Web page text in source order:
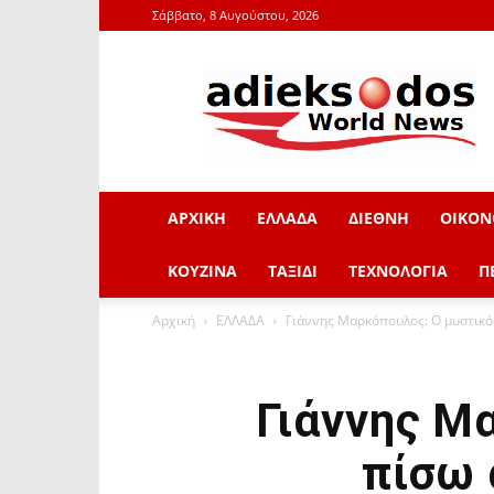
Σάββατο, 8 Αυγούστου, 2026
adieksodos.gr
ΑΡΧΙΚΗ ΕΛΛΑΔΑ ΔΙΕΘΝΗ
ΚΟΥΖΙΝΑ ΤΑΞΙΔΙ ΤΕΧΝΟΛΟΓΙΑ
Αρχική ΕΛΛΑΔΑ Γιάννης Μαρκόπουλος: Ο
Γιάννης
πίσω